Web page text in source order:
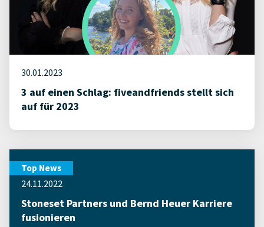
30.01.2023
3 auf einen Schlag: fiveandfriends stellt sich
auf für 2023
Top News
24.11.2022
Stoneset Partners und Bernd Heuer Karriere
fusionieren